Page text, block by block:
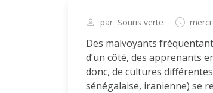
par Souris verte
Des malvoyants
d’un côté, des apprenants
donc, de cultures
sénégalaise, iranienne) se